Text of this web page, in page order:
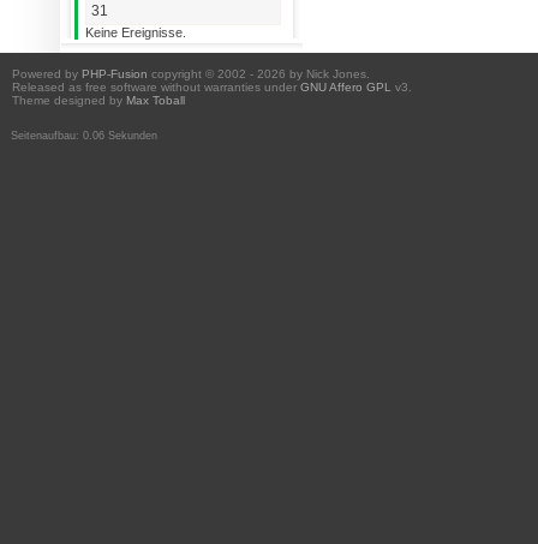
31
Keine Ereignisse.
Powered by PHP-Fusion copyright © 2002 - 2026 by Nick Jones.
Released as free software without warranties under GNU Affero GPL v3.
Theme designed by Max Toball
Seitenaufbau: 0.06 Sekunden